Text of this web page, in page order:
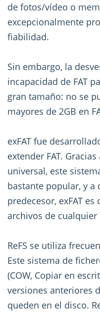
de fotos/vídeo o
excepcionalmente
fiabilidad.
Sin embargo, la
incapacidad de FAT
gran tamaño: no se
mayores de 2GB en
exFAT fue
extender FAT.
universal, este
bastante popular, y a
predecesor, exFAT
archivos de cualquier
ReFS se utiliza
Este sistema de
(COW, Copiar en
versiones anteriores
queden en el disco.